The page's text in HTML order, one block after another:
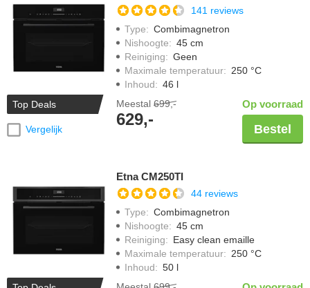
Top Deals
Vergelijk
141 reviews
Type: Combimagnetron
Nishoogte: 45 cm
Reiniging: Geen
Maximale temperatuur: 250 °C
Inhoud: 46 l
Meestal 699,-
629,-
Op voorraad
Bestel
Etna CM250TI
44 reviews
Type: Combimagnetron
Nishoogte: 45 cm
Reiniging: Easy clean emaille
Maximale temperatuur: 250 °C
Inhoud: 50 l